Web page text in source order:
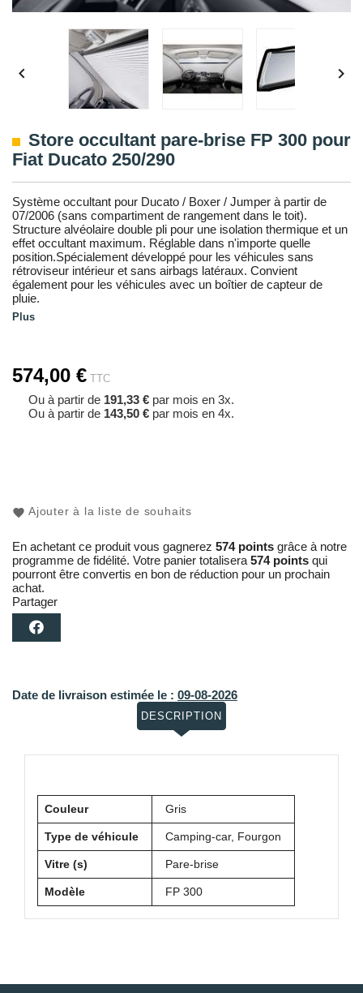
 
Store occultant pare-brise FP 300 pour
Fiat Ducato 250/290
Système occultant pour Ducato / Boxer / Jumper à partir de
07/2006 (sans compartiment de rangement dans le toit).
Structure alvéolaire double pli pour une isolation thermique et un
effet occultant maximum. Réglable dans n'importe quelle
position.Spécialement développé pour les véhicules sans
rétroviseur intérieur et sans airbags latéraux. Convient
également pour les véhicules avec un boîtier de capteur de
pluie.
Plus
574,00 € TTC
Ou à partir de 191,33 € par mois en 3x.
Ou à partir de 143,50 € par mois en 4x.
Ajouter à la liste de souhaits
En achetant ce produit vous gagnerez 574 points grâce à notre
programme de fidélité. Votre panier totalisera 574 points qui
pourront être convertis en bon de réduction pour un prochain
achat.
Partager
Date de livraison estimée le : 09-08-2026
DESCRIPTION
Couleur Gris
Type de véhicule Camping-car, Fourgon
Vitre (s) Pare-brise
Modèle FP 300